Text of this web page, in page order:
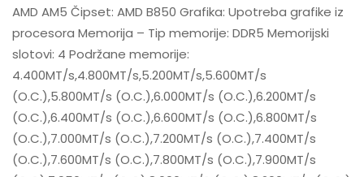
AMD AM5 Čipset: AMD B850 Grafika: Upotreba grafike iz
procesora Memorija – Tip memorije: DDR5 Memorijski
slotovi: 4 Podržane memorije:
4.400MT/s,4.800MT/s,5.200MT/s,5.600MT/s
(O.C.),5.800MT/s (O.C.),6.000MT/s (O.C.),6.200MT/s
(O.C.),6.400MT/s (O.C.),6.600MT/s (O.C.),6.800MT/s
(O.C.),7.000MT/s (O.C.),7.200MT/s (O.C.),7.400MT/s
(O.C.),7.600MT/s (O.C.),7.800MT/s (O.C.),7.900MT/s